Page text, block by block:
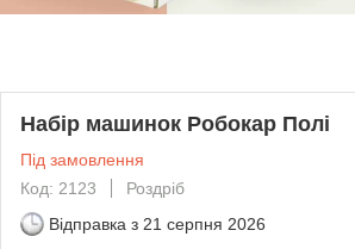
Набір машинок Робокар Полі
Під замовлення
Код: 2123
Роздріб
Відправка з 21 серпня 2026